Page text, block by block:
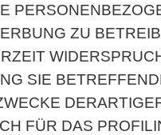
ZU
SIE
FÜR DAS